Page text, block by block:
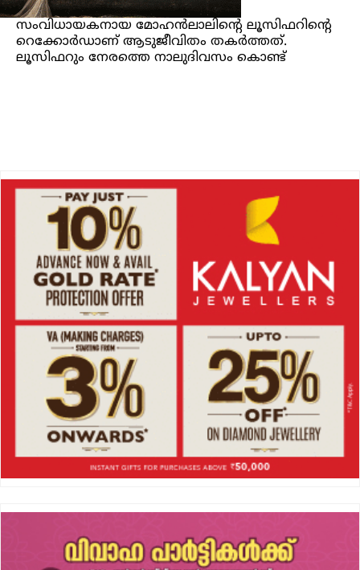
സംവിധായകനായ മോഹൻലാലിന്റെ ലൂസിഫറിന്റെ
റെക്കോര്‍ഡാണ് ആടുജീവിതം തകര്‍ത്തത്.
ലൂസിഫറും നേരത്തെ നാലുദിവസം കൊണ്ട്